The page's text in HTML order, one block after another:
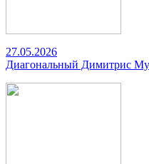
27.05.2026
Диагональный Димитрис